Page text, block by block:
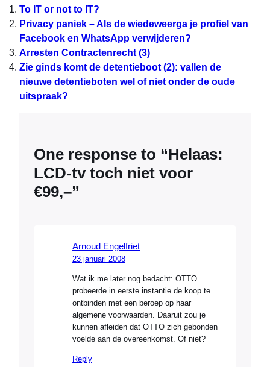
To IT or not to IT?
Privacy paniek – Als de wiedeweerga je profiel van
Facebook en WhatsApp verwijderen?
Arresten Contractenrecht (3)
Zie ginds komt de detentieboot (2): vallen de
nieuwe detentieboten wel of niet onder de oude
uitspraak?
One response to “Helaas:
LCD-tv toch niet voor
€99,–”
Arnoud Engelfriet
23 januari 2008
Wat ik me later nog bedacht: OTTO
probeerde in eerste instantie de koop te
ontbinden met een beroep op haar
algemene voorwaarden. Daaruit zou je
kunnen afleiden dat OTTO zich gebonden
voelde aan de overeenkomst. Of niet?
Reply